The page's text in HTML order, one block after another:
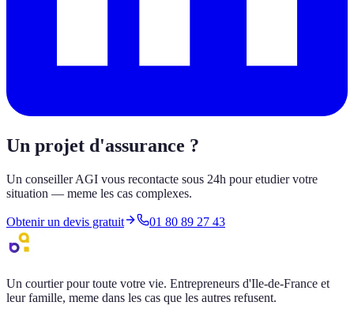
Un projet d'assurance ?
Un conseiller AGI vous recontacte sous 24h pour etudier votre
situation — meme les cas complexes.
Obtenir un devis gratuit 01 80 89 27 43
Un courtier pour toute votre vie. Entrepreneurs d'Ile-de-France et
leur famille, meme dans les cas que les autres refusent.